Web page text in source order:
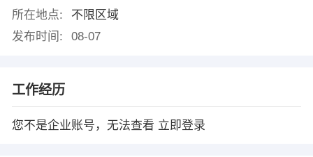
所在地点:
不限区域
发布时间:
08-07
工作经历
您不是企业账号，无法查看 立即登录